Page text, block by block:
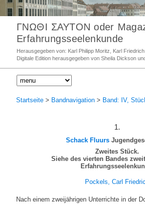
ΓΝΩΘΙ ΣΑΥΤΟΝ oder
Erfahrungsseelenkunde
Herausgegeben von: Karl Philipp Moritz, Karl
Digitale Edition herausgegeben von Sheila Dickson
Startseite > Bandnavigation > Band: IV,
1.
Schack Fluurs
Zweites Stück.
Siehe des vierten Bandes
Pockels, Carl
Nach einem zweijährigen Unterrichte in der